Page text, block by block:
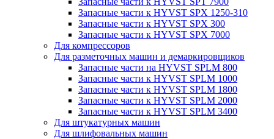
Запасные части к HYVST SPX 1250-310
Запасные части к HYVST SPX 300
Запасные части к HYVST SPX 7000
Для компрессоров
Для разметочных машин и демаркировщиков
Запасные части на HYVST SPLM 800
Запасные части к HYVST SPLM 1000
Запасные части к HYVST SPLM 1800
Запасные части к HYVST SPLM 2000
Запасные части к HYVST SPLM 3400
Для штукатурных машин
Для шлифовальных машин